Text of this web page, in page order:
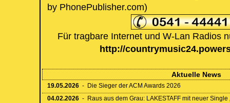
by PhonePublisher.com)
Für tragbare Internet und W-Lan Radios
http://
Aktuelle News
19.05.2026 - Die Sieger der ACM Awards 2026
04.02.2026 - Raus aus dem Grau: LAKESTAFF mit neuer Single